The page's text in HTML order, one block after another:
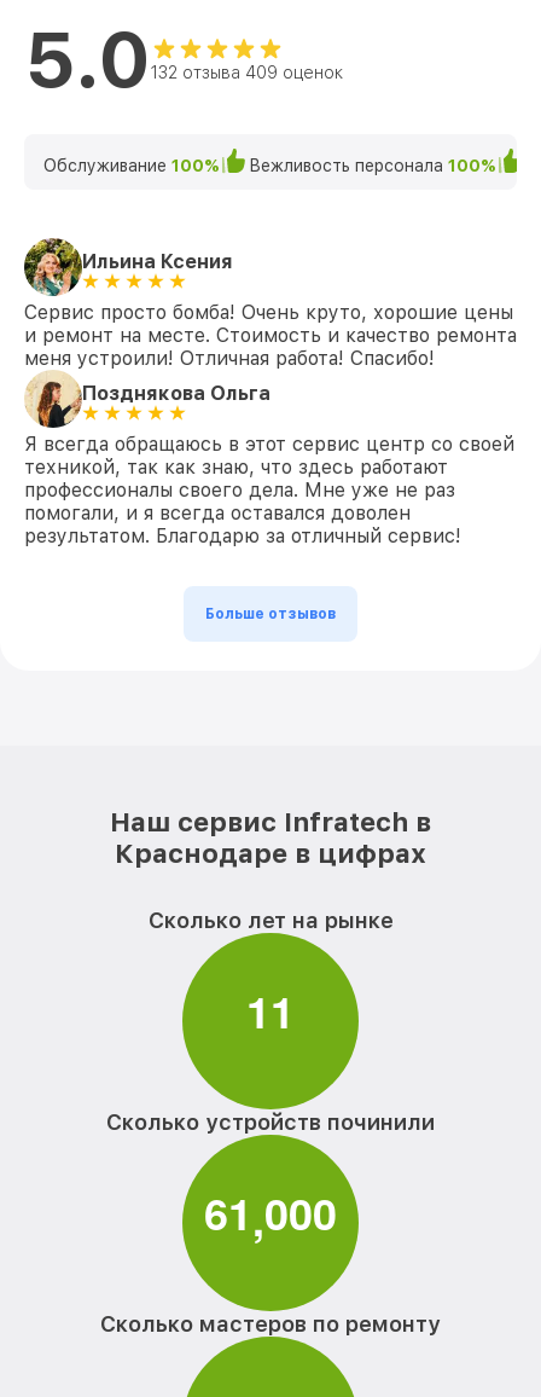
5.0 132 отзыва 409 оценок
Обслуживание 100% Вежливость персонала 100%
Ильина Ксения
Сервис просто бомба! Очень круто, хорошие цены
и ремонт на месте. Стоимость и качество ремонта
меня устроили! Отличная работа! Спасибо!
Позднякова Ольга
Я всегда обращаюсь в этот сервис центр со своей
техникой, так как знаю, что здесь работают
профессионалы своего дела. Мне уже не раз
помогали, и я всегда оставался доволен
результатом. Благодарю за отличный сервис!
Больше отзывов
Наш сервис Infratech в
Краснодаре в цифрах
Сколько лет на рынке
11
Сколько устройств починили
61,000
Сколько мастеров по ремонту